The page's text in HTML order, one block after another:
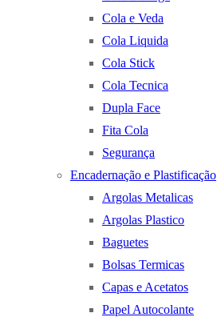
Cola e Veda
Cola Liquida
Cola Stick
Cola Tecnica
Dupla Face
Fita Cola
Segurança
Encadernação e Plastificação
Argolas Metalicas
Argolas Plastico
Baguetes
Bolsas Termicas
Capas e Acetatos
Papel Autocolante